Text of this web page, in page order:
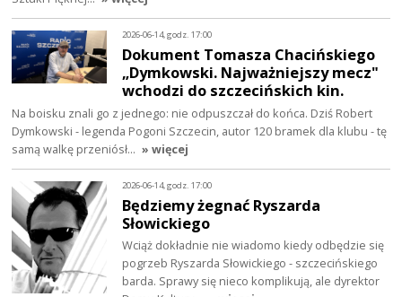
2026-06-14, godz. 17:00
Dokument Tomasza Chacińskiego
„Dymkowski. Najważniejszy mecz"
wchodzi do szczecińskich kin.
Na boisku znali go z jednego: nie odpuszczał do końca. Dziś Robert
Dymkowski - legenda Pogoni Szczecin, autor 120 bramek dla klubu - tę
samą walkę przeniósł… » więcej
2026-06-14, godz. 17:00
Będziemy żegnać Ryszarda
Słowickiego
Wciąż dokładnie nie wiadomo kiedy odbędzie się
pogrzeb Ryszarda Słowickiego - szczecińskiego
barda. Sprawy się nieco komplikują, ale dyrektor